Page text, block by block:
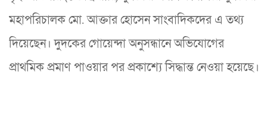
মহাপরিচালক মো. আক্তার হোসেন সাংবাদিকদের এ তথ্য
দিয়েছেন। দুদকের গোয়েন্দা অনুসন্ধানে অভিযোগের
প্রাথমিক প্রমাণ পাওয়ার পর প্রকাশ্যে সিদ্ধান্ত নেওয়া হয়েছে।